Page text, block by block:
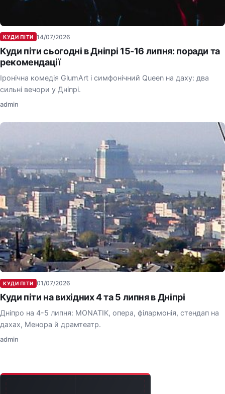
КУДИ ПІТИ 14/07/2026
Куди піти сьогодні в Дніпрі 15-16 липня: поради та
рекомендації
Іронічна комедія GlumArt і симфонічний Queen на даху: два
сильні вечори у Дніпрі.
admin
КУДИ ПІТИ 01/07/2026
Куди піти на вихідних 4 та 5 липня в Дніпрі
Дніпро на 4-5 липня: MONATIK, опера, філармонія, стендап на
дахах, Менора й драмтеатр.
admin